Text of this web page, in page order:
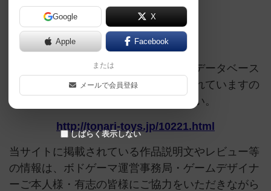
ご協力ください
このページは情報が不足しています。データベース
追加申請時に以下の参考URLが入力されていますの
で、よろしければこちらもご覧ください。
http://tonari-toys.jp/10221.html
当サイトに掲載されている作品説明文やレビュー等
の情報は、ボドゲーマ運営事務局・ゲームデザイナ
ーご本人様・有志の皆様にご協力をいただきながら
Google X
Apple Facebook
または
メールで会員登録
しばらく表示しない